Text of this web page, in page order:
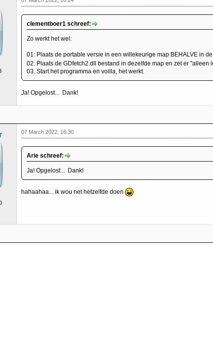
clementboer1 schreef:
Zo werkt het wel:
01: Plaats de portable versie in een willekeurige map BEHALVE in
02: Plaats de GDfetch2.dll bestand in dezelfde map en zet er "alleen
03. Start het programma en voilla, het werkt.
Ja! Opgelost... Dank!
07 March 2022, 16:30
Arie schreef:
Ja! Opgelost... Dank!
hahaahaa... ik wou net hetzelfde doen